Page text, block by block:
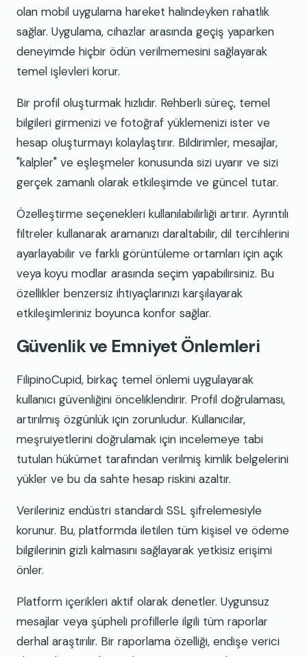
olan mobil uygulama hareket halindeyken rahatlık
sağlar. Uygulama, cihazlar arasında geçiş yaparken
deneyimde hiçbir ödün verilmemesini sağlayarak
temel işlevleri korur.
Bir profil oluşturmak hızlıdır. Rehberli süreç, temel
bilgileri girmenizi ve fotoğraf yüklemenizi ister ve
hesap oluşturmayı kolaylaştırır. Bildirimler, mesajlar,
"kalpler" ve eşleşmeler konusunda sizi uyarır ve sizi
gerçek zamanlı olarak etkileşimde ve güncel tutar.
Özelleştirme seçenekleri kullanılabilirliği artırır. Ayrıntılı
filtreler kullanarak aramanızı daraltabilir, dil tercihlerini
ayarlayabilir ve farklı görüntüleme ortamları için açık
veya koyu modlar arasında seçim yapabilirsiniz. Bu
özellikler benzersiz ihtiyaçlarınızı karşılayarak
etkileşimleriniz boyunca konfor sağlar.
Güvenlik ve Emniyet Önlemleri
FilipinoCupid, birkaç temel önlemi uygulayarak
kullanıcı güvenliğini önceliklendirir. Profil doğrulaması,
artırılmış özgünlük için zorunludur. Kullanıcılar,
meşruiyetlerini doğrulamak için incelemeye tabi
tutulan hükümet tarafından verilmiş kimlik belgelerini
yükler ve bu da sahte hesap riskini azaltır.
Verileriniz endüstri standardı SSL şifrelemesiyle
korunur. Bu, platformda iletilen tüm kişisel ve ödeme
bilgilerinin gizli kalmasını sağlayarak yetkisiz erişimi
önler.
Platform içerikleri aktif olarak denetler. Uygunsuz
mesajlar veya şüpheli profillerle ilgili tüm raporlar
derhal araştırılır. Bir raporlama özelliği, endişe verici